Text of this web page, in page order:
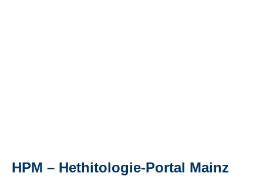
HPM – Hethitologie-Portal Mainz